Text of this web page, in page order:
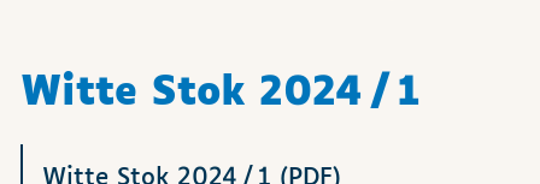
Witte Stok 2024 / 1
Downloads
Witte Stok 2024 / 1 (PDF)